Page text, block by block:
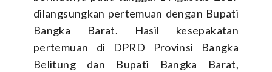
dilangsungkan pertemuan dengan Bupati
Bangka Barat. Hasil kesepakatan
pertemuan di DPRD Provinsi Bangka
Belitung dan Bupati Bangka Barat,